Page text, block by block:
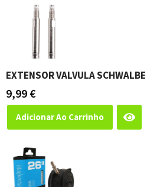
EXTENSOR VALVULA
9,99 €
Adicionar Ao Carrinho